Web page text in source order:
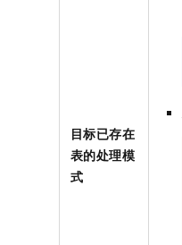
目标已存在
表的处理模
式